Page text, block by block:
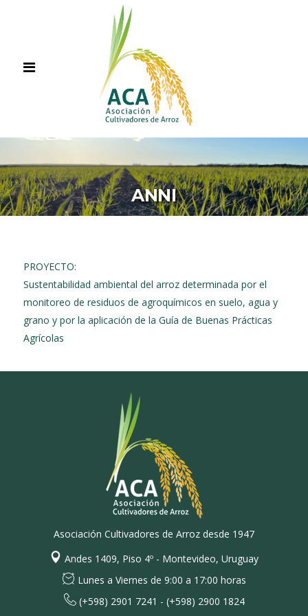
ANNI
PROYECTO:
Sustentabilidad ambiental del arroz determinada por el
monitoreo de residuos de agroquímicos en suelo, agua y
grano y por la aplicación de la Guía de Buenas Prácticas
Agrícolas
Asociación Cultivadores de Arroz desde 1947
Andes 1409, Piso 4º - Montevideo, Uruguay
Lunes a Viernes de 9:00 a 17:00 horas
(+598) 2901 7241 - (+598) 2900 1824